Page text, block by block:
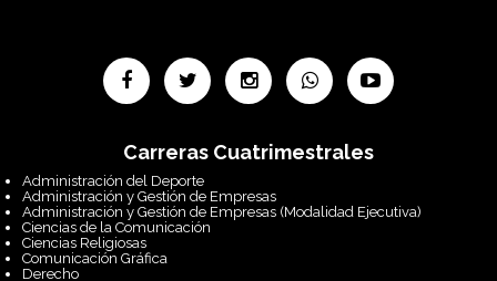
Carreras Cuatrimestrales
Administración del Deporte
Administración y Gestión de Empresas
Administración y Gestión de Empresas (Modalidad Ejecutiva)
Ciencias de la Comunicación
Ciencias Religiosas
Comunicación Gráfica
Derecho